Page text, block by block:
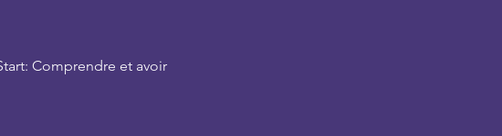
Comprendre et avoir